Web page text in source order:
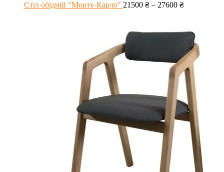
Стіл обідній "Монте-Карло" 21500 ₴ – 27600 ₴